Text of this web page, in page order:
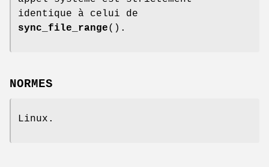
identique à celui de
sync_file_range().
NORMES
Linux.